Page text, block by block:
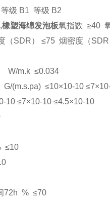
级 B1 等级 B2
塑海绵发泡板氧指数 ≥40
（SDR） ≤75 烟密度（SDR
W/m.k ≤0.034
(m.s.pa) ≤10×10-10
10 ≤7×10-10 ≤4.5×10-10
≤10
72h % ≤70